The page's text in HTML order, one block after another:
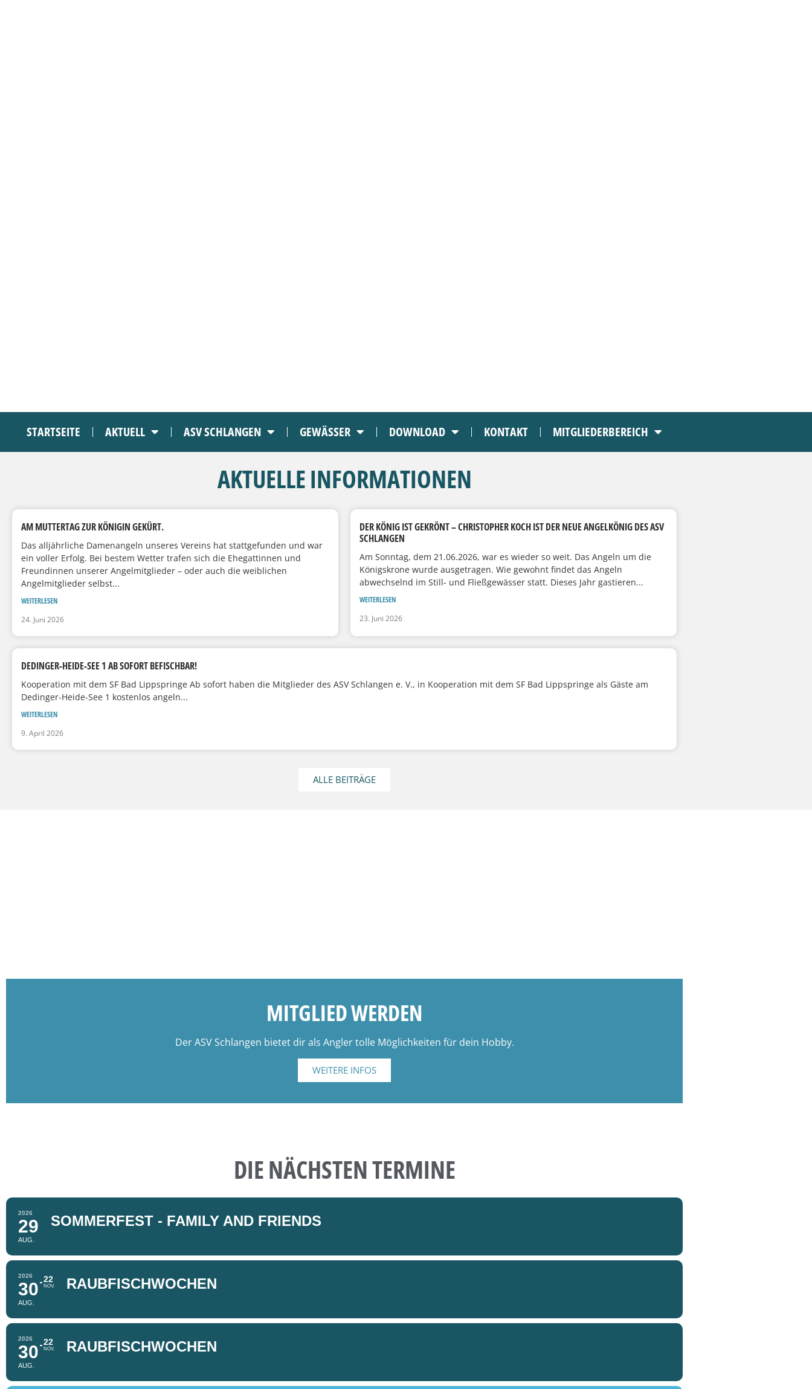
STARTSEITE AKTUELL ASV SCHLANGEN GEWÄSSER DOWNLOAD KONTAKT MITGLIEDERBEREICH
AKTUELLE INFORMATIONEN
AM MUTTERTAG ZUR KÖNIGIN GEKÜRT.
Das alljährliche Damenangeln unseres Vereins hat stattgefunden und war
ein voller Erfolg. Bei bestem Wetter trafen sich die Ehegattinnen und
Freundinnen unserer Angelmitglieder – oder auch die weiblichen
Angelmitglieder selbst...
WEITERLESEN
24. Juni 2026
DER KÖNIG IST GEKRÖNT – CHRISTOPHER KOCH IST DER NEUE ANGELKÖNIG DES ASV
SCHLANGEN
Am Sonntag, dem 21.06.2026, war es wieder so weit. Das Angeln um die
Königskrone wurde ausgetragen. Wie gewohnt findet das Angeln
abwechselnd im Still- und Fließgewässer statt. Dieses Jahr gastieren...
WEITERLESEN
23. Juni 2026
DEDINGER-HEIDE-SEE 1 AB SOFORT BEFISCHBAR!
Kooperation mit dem SF Bad Lippspringe Ab sofort haben die Mitglieder des ASV Schlangen e. V., in Kooperation mit dem SF Bad Lippspringe als Gäste am
Dedinger-Heide-See 1 kostenlos angeln...
WEITERLESEN
9. April 2026
ALLE BEITRÄGE
MITGLIED WERDEN
Der ASV Schlangen bietet dir als Angler tolle Möglichkeiten für dein Hobby.
WEITERE INFOS
DIE NÄCHSTEN TERMINE
2026
29
AUG.
SOMMERFEST - FAMILY AND FRIENDS
2026
30
AUG.
22
NOV. RAUBFISCHWOCHEN
2026
30
AUG.
22
NOV. RAUBFISCHWOCHEN